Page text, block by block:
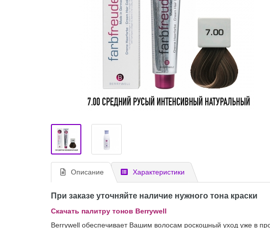
Описание Характеристики
При заказе уточняйте наличие нужного тона краски
Скачать палитру тонов Berrywell
Berrywell обеспечивает Вашим волосам роскошный уход уже в